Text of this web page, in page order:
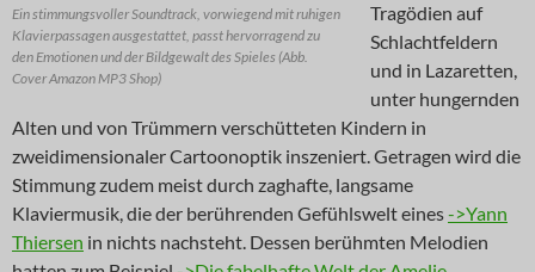
Ein stimmungsvoller Soundtrack, vorwiegend mit ruhigen
Klavierpassagen ausgestattet, passt hervorragend zu
den Emotionen und der Bildgewalt des Spieles (Abb.
Cover Amazon MP3 Shop)
Tragödien auf
Schlachtfeldern
und in Lazaretten,
unter hungernden
Alten und von Trümmern verschütteten Kindern in
zweidimensionaler Cartoonoptik inszeniert. Getragen wird die
Stimmung zudem meist durch zaghafte, langsame
Klaviermusik, die der berührenden Gefühlswelt eines->Yann
Thiersen in nichts nachsteht. Dessen berühmten Melodien